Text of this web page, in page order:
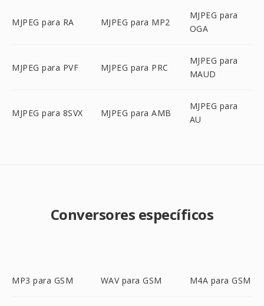
MJPEG para RA MJPEG para MP2
MJPEG para
OGA
MJPEG para PVF MJPEG para PRC
MJPEG para
MAUD
MJPEG para 8SVX MJPEG para AMB
MJPEG para
AU
Conversores específicos
MP3 para GSM WAV para GSM M4A para GSM